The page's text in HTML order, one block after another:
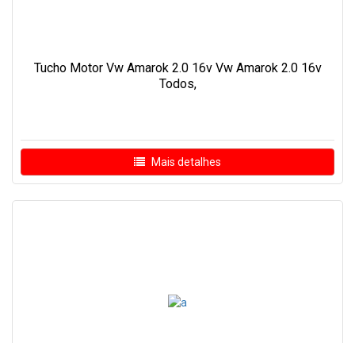
Tucho Motor Vw Amarok 2.0 16v Vw Amarok 2.0 16v
Todos,
Mais detalhes